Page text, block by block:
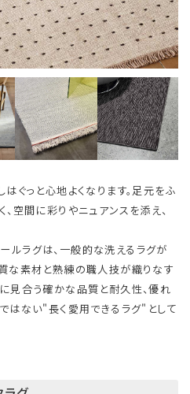
ぐっと心地よくなります。足元をふ
空間に彩りやニュアンスを添え、
ルラグは、一般的な洗えるラグが
な素材と熟練の職人技が織りなす
見合う確かな品質と耐久性、優れ
はない"長く愛用できるラグ"として